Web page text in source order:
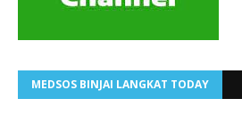
MEDSOS BINJAI LANGKAT TODAY